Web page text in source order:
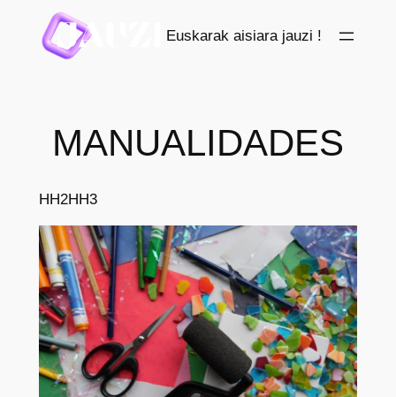
contenido
Euskarak aisiara jauzi !
MANUALIDADES
HH2HH3